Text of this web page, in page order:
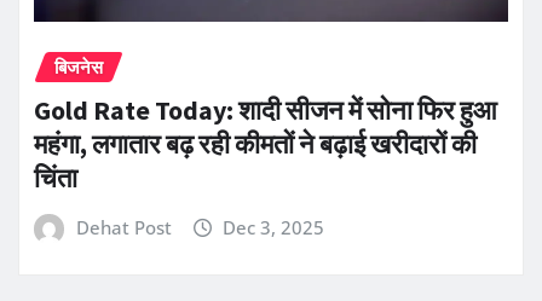
बिजनेस
Gold Rate Today: शादी सीजन में सोना फिर हुआ
महंगा, लगातार बढ़ रही कीमतों ने बढ़ाई खरीदारों की
चिंता
Dehat Post Dec 3, 2025